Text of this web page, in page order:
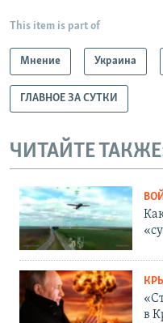
This item is part of
Мнение Украина
ГЛАВНОЕ ЗА СУТКИ
ЧИТАЙТЕ
в